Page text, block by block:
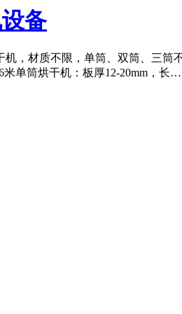
备
，材质不限，单筒、双筒、三
米单筒烘干机：板厚12-20mm，长…